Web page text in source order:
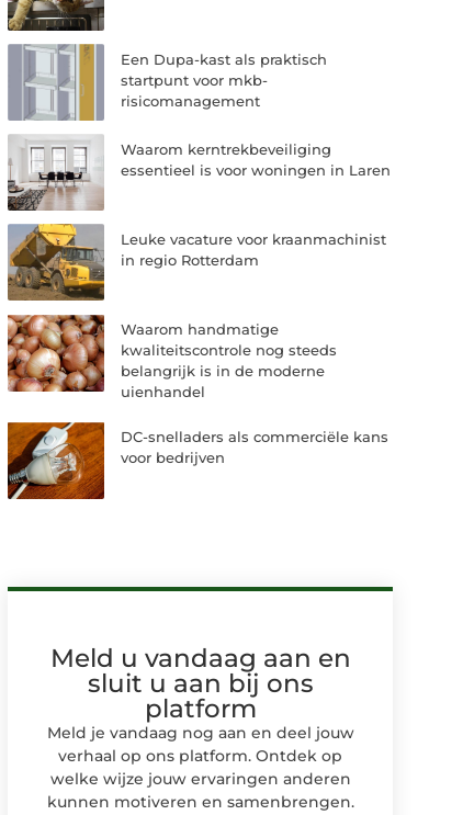
Een Dupa-kast als praktisch
startpunt voor mkb-
risicomanagement
Waarom kerntrekbeveiliging
essentieel is voor woningen in Laren
Leuke vacature voor kraanmachinist
in regio Rotterdam
Waarom handmatige
kwaliteitscontrole nog steeds
belangrijk is in de moderne
uienhandel
DC-snelladers als commerciële kans
voor bedrijven
Meld u vandaag aan en
sluit u aan bij ons
platform
Meld je vandaag nog aan en deel jouw
verhaal op ons platform. Ontdek op
welke wijze jouw ervaringen anderen
kunnen motiveren en samenbrengen.